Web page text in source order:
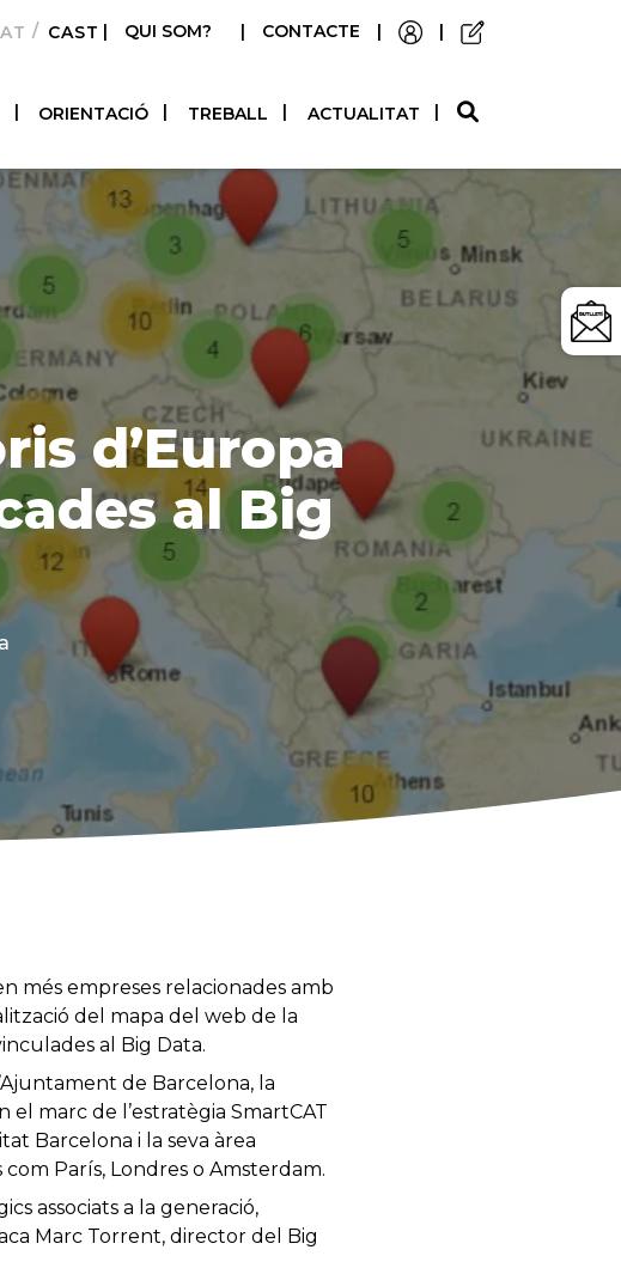
CASTELLANO
| QUI SOM? | CONTACTE | |
ORIENTACIÓ TREBALL ACTUALITAT
d’Europa
al Big
més empreses relacionades amb
del mapa del web de la
al Big Data.
de Barcelona, la
el marc de l’estratègia SmartCAT
Barcelona i la seva àrea
París, Londres o Amsterdam.
associats a la generació,
Marc Torrent, director del Big